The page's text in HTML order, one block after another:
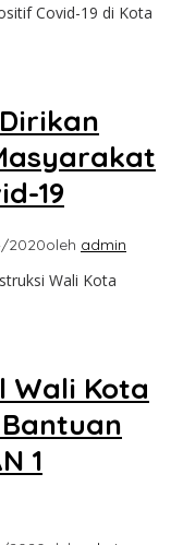
Covid-19 di Kota
19
2020oleh admin
Wali Kota
Wali Kota
1